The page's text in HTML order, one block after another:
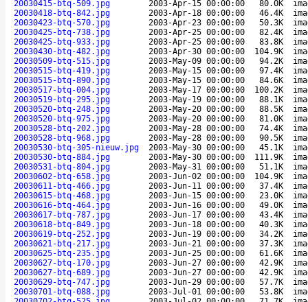
20030415-btq-509.jpg
2003-Apr-15 00:00:00 80.0K
20030418-btq-842.jpg
2003-Apr-18 00:00:00 46.4K
20030423-btq-570.jpg
2003-Apr-23 00:00:00 50.3K
20030425-btq-738.jpg
2003-Apr-25 00:00:00 82.4K
20030425-btq-933.jpg
2003-Apr-25 00:00:00 83.8K
20030430-btq-482.jpg
2003-Apr-30 00:00:00 104.9K
20030509-btq-515.jpg
2003-May-09 00:00:00 94.2K
20030515-btq-419.jpg
2003-May-15 00:00:00 97.4K
20030515-btq-890.jpg
2003-May-15 00:00:00 84.6K
20030517-btq-004.jpg
2003-May-17 00:00:00 100.2K
20030519-btq-295.jpg
2003-May-19 00:00:00 88.1K
20030520-btq-248.jpg
2003-May-20 00:00:00 88.5K
20030520-btq-975.jpg
2003-May-20 00:00:00 81.0K
20030528-btq-202.jpg
2003-May-28 00:00:00 74.4K
20030528-btq-968.jpg
2003-May-28 00:00:00 90.5K
20030530-btq-305-nieuw.jpg
2003-May-30 00:00:00 45.1K
20030530-btq-884.jpg
2003-May-30 00:00:00 111.9K
20030531-btq-804.jpg
2003-May-31 00:00:00 51.1K
20030602-btq-658.jpg
2003-Jun-02 00:00:00 104.9K
20030611-btq-466.jpg
2003-Jun-11 00:00:00 37.4K
20030615-btq-468.jpg
2003-Jun-15 00:00:00 23.0K
20030616-btq-464.jpg
2003-Jun-16 00:00:00 49.0K
20030617-btq-787.jpg
2003-Jun-17 00:00:00 43.4K
20030618-btq-849.jpg
2003-Jun-18 00:00:00 40.3K
20030619-btq-252.jpg
2003-Jun-19 00:00:00 34.2K
20030621-btq-217.jpg
2003-Jun-21 00:00:00 37.3K
20030625-btq-235.jpg
2003-Jun-25 00:00:00 61.6K
20030627-btq-170.jpg
2003-Jun-27 00:00:00 42.9K
20030627-btq-689.jpg
2003-Jun-27 00:00:00 42.9K
20030629-btq-747.jpg
2003-Jun-29 00:00:00 57.7K
20030701-btq-088.jpg
2003-Jul-01 00:00:00 53.8K